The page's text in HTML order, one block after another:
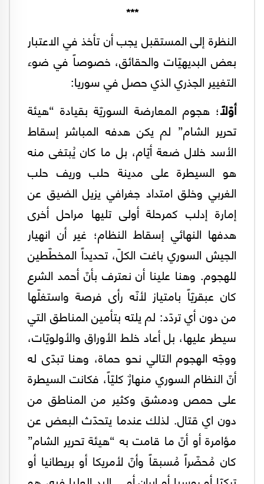
***
النظرة إلى المستقبل يجب أن تأخذ في الاعتبار
بعض البديهيّات والحقائق، خصوصاً في ضوء
التغيير الجذري الذي حصل في سوريا:
أوّلاً؛ هجوم المعارضة السوريّة بقيادة “هيئة
تحرير الشام” لم يكن هدفه المباشر إسقاط
الأسد خلال ضعة أيّام، بل ما كان يُبتغى منه
هو السيطرة على مدينة حلب وريف حلب
الغربي وخلق امتداد جغرافي يزيل الضيق عن
إمارة إدلب كمرحلة أولى تليها مراحل أخرى
هدفها النهائي إسقاط النظام؛ غير أن انهيار
الجيش السوري باغت الكلّ، تحديداً المخطّطين
للهجوم. وهنا علينا أن نعترف بأنّ أحمد الشرع
كان عبقريّاً بامتياز لأنّه رأى فرصة واستغلّها
من دون أي تردّد: لم يلته بتأمين المناطق التي
سيطر عليها، بل أعاد خلط الأوراق والأولويّات،
ووجّه الهجوم التالي نحو حماة، وهنا تبدّى له
أنّ النظام السوري منهارٌ كليّاً، فكانت السيطرة
على حمص ودمشق وكثير من المناطق من
دون اي قتال. لذلك عندما يتحدّث البعض عن
مؤامرة أو أنّ ما قامت به “هيئة تحرير الشام”
كان مُحضّراً مُسبقاً وأنّ لأمريكا أو بريطانيا أو